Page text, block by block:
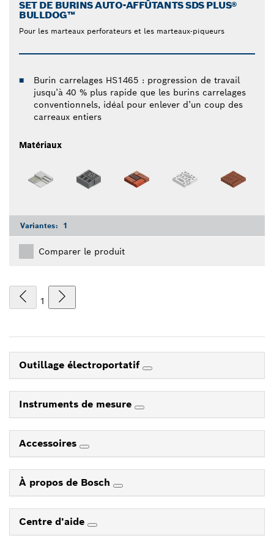
SET DE BURINS AUTO-AFFÛTANTS SDS PLUS®
BULLDOG™
Pour les marteaux perforateurs et les marteaux-piqueurs
Burin carrelages HS1465 : progression de travail
jusqu’à 40 % plus rapide que les burins carrelages
conventionnels, idéal pour enlever d’un coup des
carreaux entiers
Matériaux
Variantes: 1
Comparer le produit
1
Outillage électroportatif
Instruments de mesure
Accessoires
À propos de Bosch
Centre d'aide